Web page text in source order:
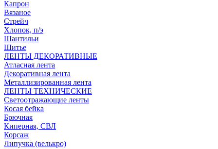
Капрон
Вязаное
Стрейч
Хлопок, п/э
Шантильи
Шитье
ЛЕНТЫ ДЕКОРАТИВНЫЕ
Атласная лента
Декоративная лента
Металлизированная лента
ЛЕНТЫ ТЕХНИЧЕСКИЕ
Светоотражающие ленты
Косая бейка
Брючная
Киперная, СВЛ
Корсаж
Липучка (велькро)